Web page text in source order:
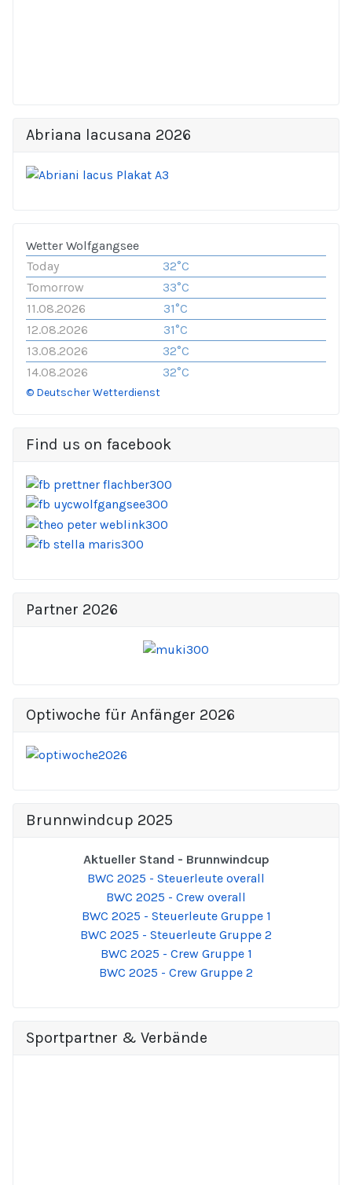
Abriana lacusana 2026
Wetter Wolfgangsee
Today
32°C
Tomorrow
33°C
11.08.2026
31°C
12.08.2026
31°C
13.08.2026
32°C
14.08.2026
32°C
© Deutscher Wetterdienst
Find us on facebook
Partner 2026
Optiwoche für Anfänger 2026
Brunnwindcup 2025
Aktueller Stand - Brunnwindcup
BWC 2025 - Steuerleute overall
BWC 2025 - Crew overall
BWC 2025 - Steuerleute Gruppe 1
BWC 2025 - Steuerleute Gruppe 2
BWC 2025 - Crew Gruppe 1
BWC 2025 - Crew Gruppe 2
Sportpartner & Verbände